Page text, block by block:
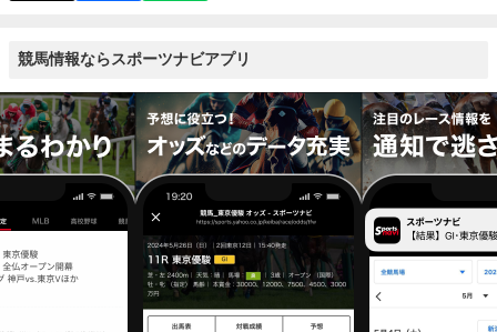
競馬情報ならスポーツナビアプリ